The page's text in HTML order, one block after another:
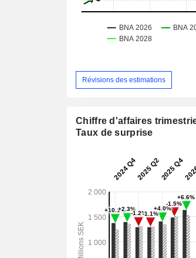
Révisions des estimations
Chiffre d'affaires
Taux de surprise